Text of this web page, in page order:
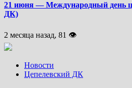
21 июня — Международный день
ДК)
2 месяца назад, 81 👁
Новости
Цепелевский ДК